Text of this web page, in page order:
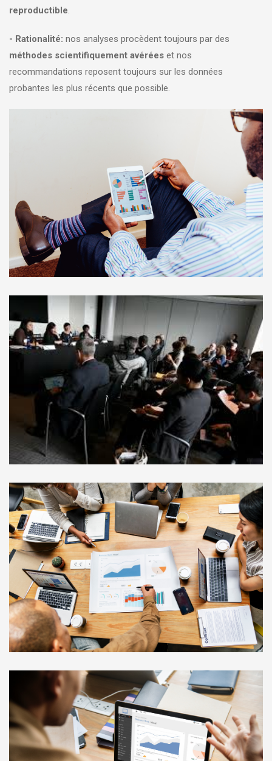
reproductible.
- Rationalité: nos analyses procèdent toujours par des
méthodes scientifiquement avérées et nos
recommandations reposent toujours sur les données
probantes les plus récents que possible.